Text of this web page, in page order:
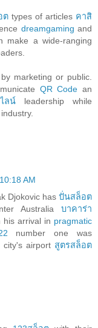
ต types of articles คาสิ
dreamgaming and
make a wide-ranging
by marketing or public.
QR Code an
ลน์ leadership while
10:18 AM
Djokovic hasปั่นสล็อต
Australia บาคาร่า
his arrival in pragmatic
number one was
city's airport สูตรสล็อต